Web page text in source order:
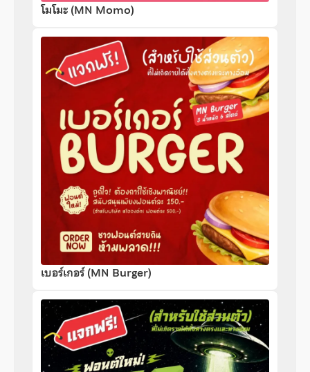
โมโมะ (MN Momo)
เบอร์เกอร์ (MN Burger)